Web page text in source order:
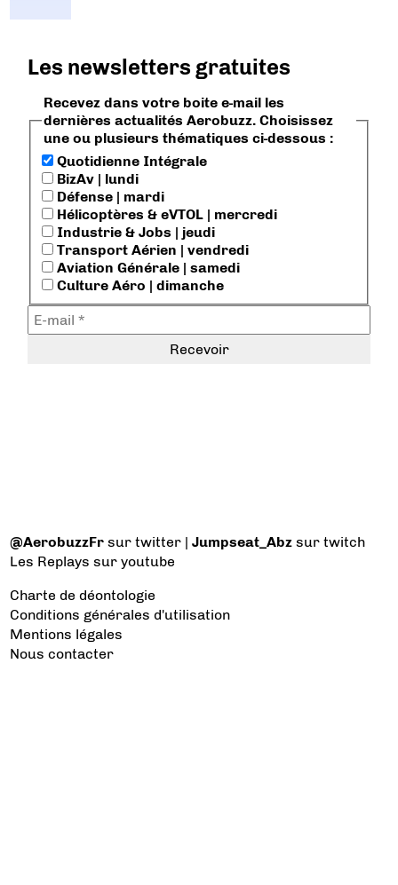
Les newsletters gratuites
Recevez dans votre boite e-mail les
dernières actualités Aerobuzz. Choisissez
une ou plusieurs thématiques ci-dessous :
Quotidienne Intégrale
BizAv | lundi
Défense | mardi
Hélicoptères & eVTOL | mercredi
Industrie & Jobs | jeudi
Transport Aérien | vendredi
Aviation Générale | samedi
Culture Aéro | dimanche
@AerobuzzFr sur twitter |Jumpseat_Abz sur twitch
Les Replays sur youtube
Charte de déontologie
Conditions générales d'utilisation
Mentions légales
Nous contacter